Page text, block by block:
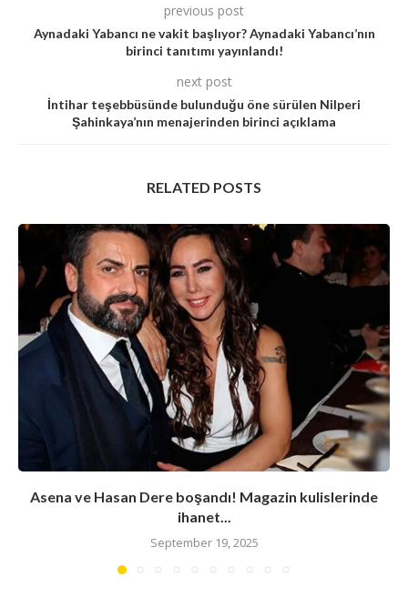
previous post
Aynadaki Yabancı ne vakit başlıyor? Aynadaki Yabancı’nın
birinci tanıtımı yayınlandı!
next post
İntihar teşebbüsünde bulunduğu öne sürülen Nilperi
Şahinkaya’nın menajerinden birinci açıklama
RELATED POSTS
Asena ve Hasan Dere boşandı! Magazin kulislerinde
ihanet...
September 19, 2025